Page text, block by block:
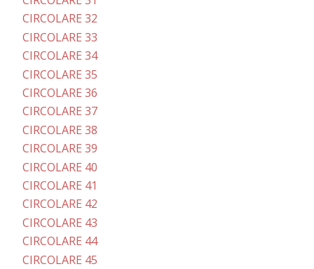
CIRCOLARE 32
CIRCOLARE 33
CIRCOLARE 34
CIRCOLARE 35
CIRCOLARE 36
CIRCOLARE 37
CIRCOLARE 38
CIRCOLARE 39
CIRCOLARE 40
CIRCOLARE 41
CIRCOLARE 42
CIRCOLARE 43
CIRCOLARE 44
CIRCOLARE 45